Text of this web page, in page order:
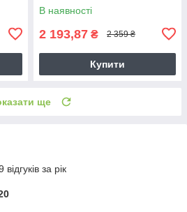
В наявності
2 193,87 ₴ 2 359 ₴
Купити
ще
за рік